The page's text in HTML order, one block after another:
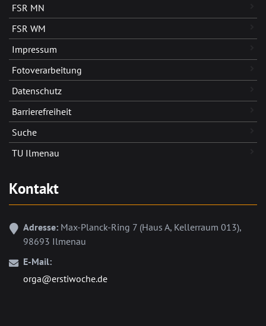
FSR MN
FSR WM
Impressum
Foto­verarbeitung
Datenschutz
Barrierefreiheit
Suche
TU Ilmenau
Kontakt
Adresse: Max-Planck-Ring 7 (Haus A, Kellerraum 013),
98693 Ilmenau
E-Mail:
orga@erstiwoche.de